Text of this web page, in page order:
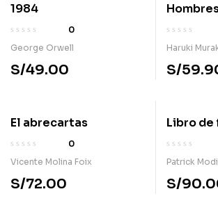
1984
0
George Orwell
S/49.00
Haruki
S/
El abrecartas
0
Vicente Molina Foix
S/72.00
Libro de
Patrick
S/